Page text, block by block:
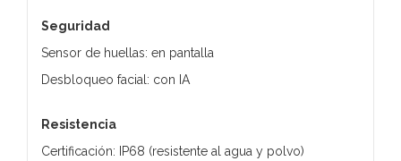
Seguridad
Sensor de huellas: en pantalla
Desbloqueo facial: con IA
Resistencia
Certificación: IP68 (resistente al agua y polvo)